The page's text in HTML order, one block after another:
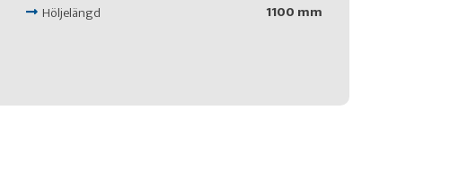
Höljelängd
1100 mm